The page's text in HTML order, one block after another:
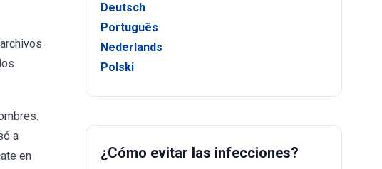
a
en
Deutsch
Português
Nederlands
Polski
¿Cómo evitar las infecciones?